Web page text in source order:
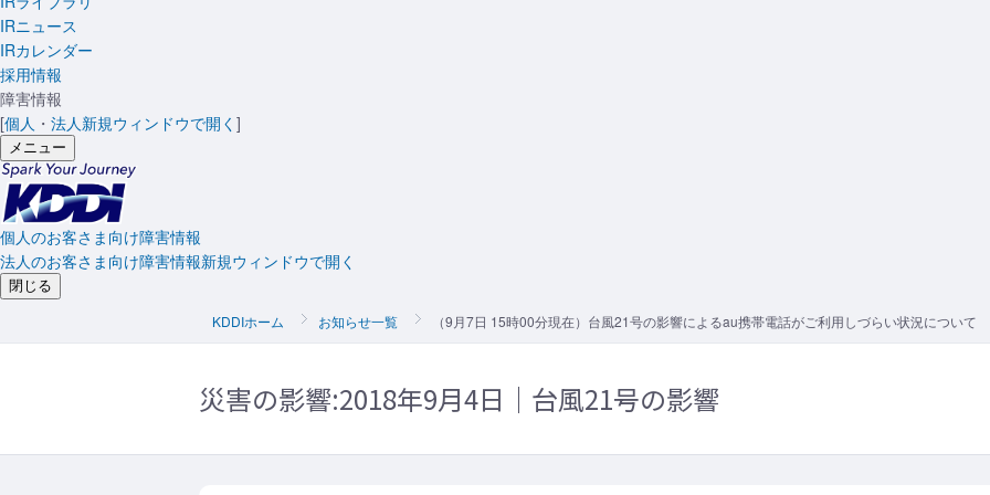
IRニュース
IRカレンダー
採用情報
障害情報
[個人 ・ 法人新規ウィンドウで開く ]
メニュー
個人のお客さま向け障害情報
法人のお客さま向け障害情報新規ウィンドウで開く
閉じる
KDDIホーム お知らせ一覧 （9月7日 15時00分現在）台風21号の影響によるau携帯電話がご利用しづらい状況について
災害の影響:2018年9月4日｜台風21号の影響